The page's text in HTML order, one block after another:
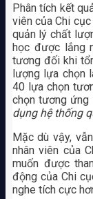
Phân tích kết
viên của Chi
quản lý chất
học được lắng
tương đối khi
lượng lựa chọn
40 lựa chọn
chọn tương ứng
dụng hệ thống
Mặc dù vậy,
nhân viên của
muốn được
động của Chi
nghe tích cực